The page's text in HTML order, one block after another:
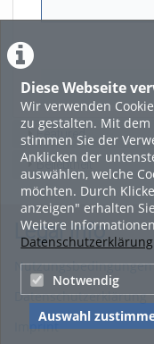
Diese Webseite
Wir verwenden
zu gestalten. Mit
stimmen Sie der
Anklicken der
auswählen, welche
möchten. Durch
anzeigen" erhalten
Weitere
Datenschutzerklärung
Notwendig
Auswahl
Featured
Beliebtheit
Legal Info
Nutzungsbedingungen
Datenschutzerklärung
Imprint